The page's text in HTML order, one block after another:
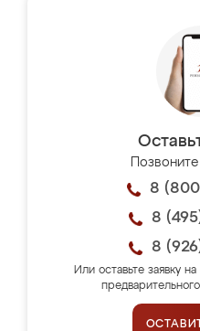
8
8
8
Или оставьте заявку